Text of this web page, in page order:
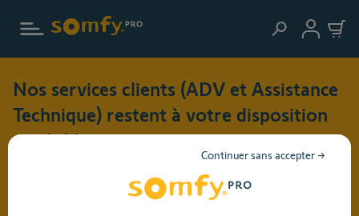
Nos services clients (ADV et Assistance
Technique) restent à votre disposition
cet été !
Pendant cette période de vacances (du 3 au 17 août 2026),
nos horaires d'ouverture seront modifiés : du lundi au jeudi
: 8h30 - 17h30 et le vendredi : 8h30 - 16h30
Continuer sans accepter →